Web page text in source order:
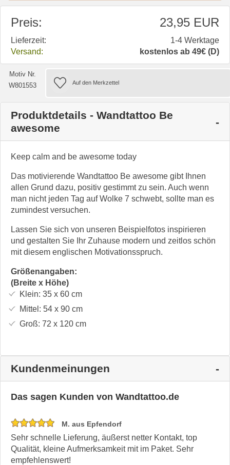
Preis: 23,95 EUR
Lieferzeit:
1-4 Werktage
Versand:
kostenlos ab 49€ (D)
Motiv Nr.
W801553
Produktdetails - Wandtattoo Be
awesome
Keep calm and be awesome today
Das motivierende Wandtattoo Be awesome gibt Ihnen
allen Grund dazu, positiv gestimmt zu sein. Auch wenn
man nicht jeden Tag auf Wolke 7 schwebt, sollte man es
zumindest versuchen.
Lassen Sie sich von unseren Beispielfotos inspirieren
und gestalten Sie Ihr Zuhause modern und zeitlos schön
mit diesem englischen Motivationsspruch.
Größenangaben:
(Breite x Höhe)
Klein: 35 x 60cm
Mittel: 54 x 90cm
Groß: 72 x 120cm
Kundenmeinungen
Das sagen Kunden von Wandtattoo.de
M. aus Epfendorf
Sehr schnelle Lieferung, äußerst netter Kontakt, top
Qualität, kleine Aufmerksamkeit mit im Paket. Sehr
empfehlenswert!